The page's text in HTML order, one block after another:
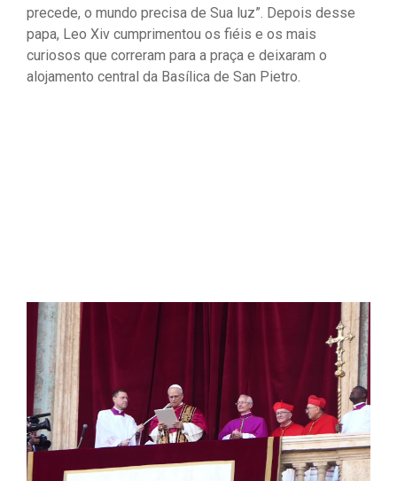
precede, o mundo precisa de Sua luz”. Depois desse
papa, Leo Xiv cumprimentou os fiéis e os mais
curiosos que correram para a praça e deixaram o
alojamento central da Basílica de San Pietro.